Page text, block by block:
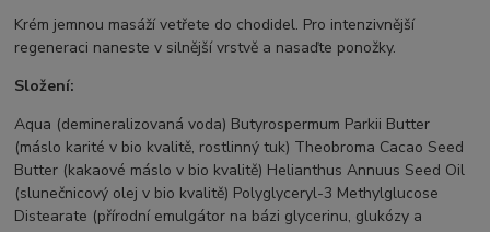
Krém jemnou masáží vetřete do chodidel. Pro intenzivnější
regeneraci naneste v silnější vrstvě a nasaďte ponožky.
Složení:
Aqua (demineralizovaná voda) Butyrospermum Parkii Butter
(máslo karité v bio kvalitě, rostlinný tuk) Theobroma Cacao Seed
Butter (kakaové máslo v bio kvalitě) Helianthus Annuus Seed Oil
(slunečnicový olej v bio kvalitě) Polyglyceryl-3 Methylglucose
Distearate (přírodní emulgátor na bázi glycerinu, glukózy a